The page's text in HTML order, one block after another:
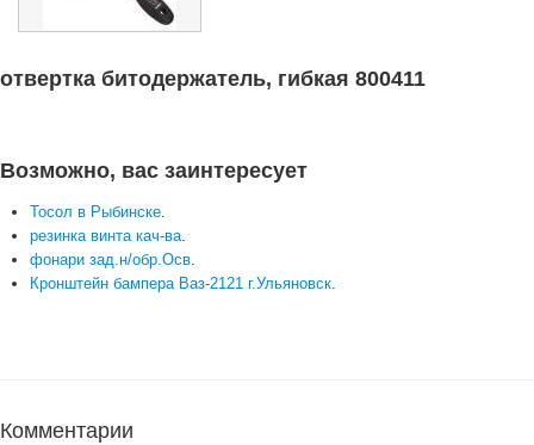
отвертка битодержатель, гибкая 800411
Возможно, вас заинтересует
Тосол в Рыбинске.
резинка винта кач-ва.
фонари зад.н/обр.Осв.
Кронштейн бампера Ваз-2121 г.Ульяновск.
Комментарии